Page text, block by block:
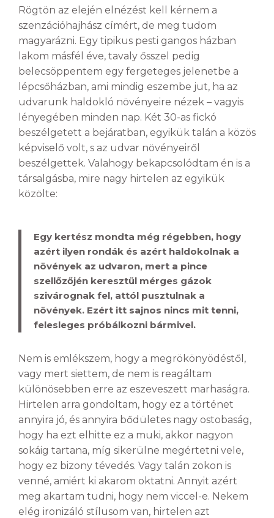
Rögtön az elején elnézést kell kérnem a
szenzációhajhász címért, de meg tudom
magyarázni. Egy tipikus pesti gangos házban
lakom másfél éve, tavaly ősszel pedig
belecsöppentem egy fergeteges jelenetbe a
lépcsőházban, ami mindig eszembe jut, ha az
udvarunk haldokló növényeire nézek – vagyis
lényegében minden nap. Két 30-as fickó
beszélgetett a bejáratban, egyikük talán a közös
képviselő volt, s az udvar növényeiről
beszélgettek. Valahogy bekapcsolódtam én is a
társalgásba, mire nagy hirtelen az egyikük
közölte:
Egy kertész mondta még régebben, hogy
azért ilyen rondák és azért haldokolnak a
növények az udvaron, mert a pince
szellőzőjén keresztül mérges gázok
szivárognak fel, attól pusztulnak a
növények. Ezért itt sajnos nincs mit tenni,
felesleges próbálkozni bármivel.
Nem is emlékszem, hogy a megrökönyödéstől,
vagy mert siettem, de nem is reagáltam
különösebben erre az eszeveszett marhaságra.
Hirtelen arra gondoltam, hogy ez a történet
annyira jó, és annyira bődületes nagy ostobaság,
hogy ha ezt elhitte ez a muki, akkor nagyon
sokáig tartana, míg sikerülne megértetni vele,
hogy ez bizony tévedés. Vagy talán zokon is
venné, amiért ki akarom oktatni. Annyit azért
meg akartam tudni, hogy nem viccel-e. Nekem
elég ironizáló stílusom van, hirtelen azt